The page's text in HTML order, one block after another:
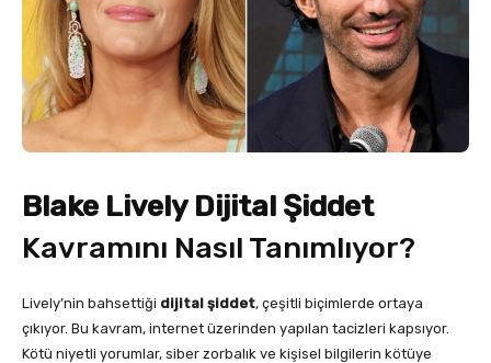
Blake Lively Dijital Şiddet
Kavramını Nasıl Tanımlıyor?
Lively’nin bahsettiği dijital şiddet, çeşitli biçimlerde ortaya
çıkıyor. Bu kavram, internet üzerinden yapılan tacizleri kapsıyor.
Kötü niyetli yorumlar, siber zorbalık ve kişisel bilgilerin kötüye